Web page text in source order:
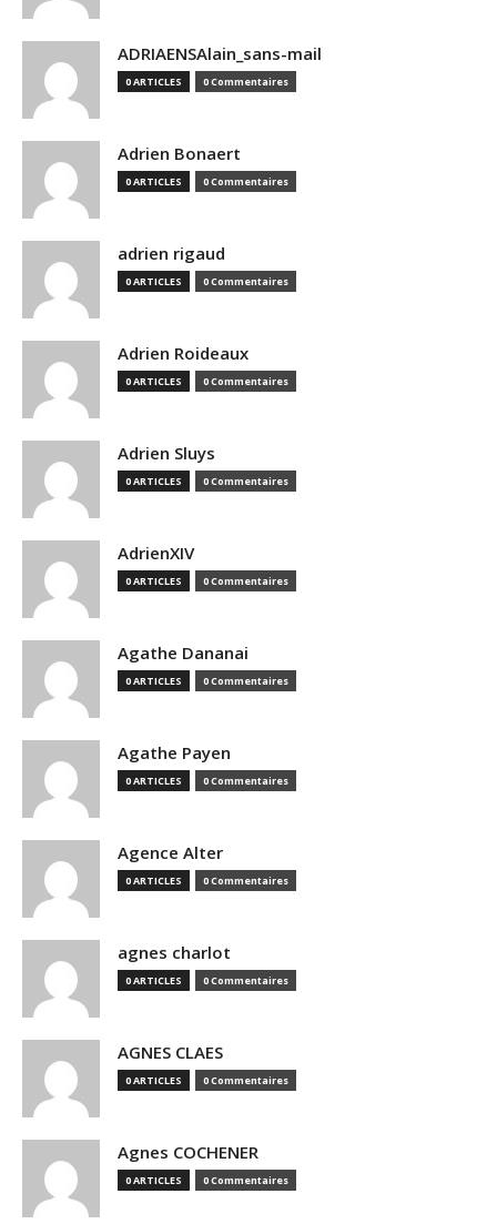
ADRIAENSAlain_sans-mail
0 ARTICLES 0 Commentaires
Adrien Bonaert
0 ARTICLES 0 Commentaires
adrien rigaud
0 ARTICLES 0 Commentaires
Adrien Roideaux
0 ARTICLES 0 Commentaires
Adrien Sluys
0 ARTICLES 0 Commentaires
AdrienXIV
0 ARTICLES 0 Commentaires
Agathe Dananai
0 ARTICLES 0 Commentaires
Agathe Payen
0 ARTICLES 0 Commentaires
Agence Alter
0 ARTICLES 0 Commentaires
agnes charlot
0 ARTICLES 0 Commentaires
AGNES CLAES
0 ARTICLES 0 Commentaires
Agnes COCHENER
0 ARTICLES 0 Commentaires